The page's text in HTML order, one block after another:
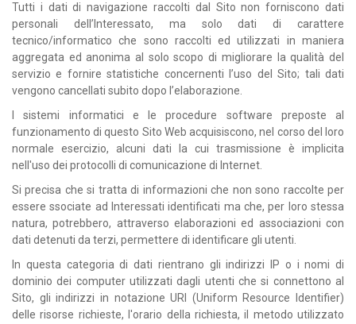
Tutti i dati di navigazione raccolti dal Sito non forniscono dati
personali dell’Interessato, ma solo dati di carattere
tecnico/informatico che sono raccolti ed utilizzati in maniera
aggregata ed anonima al solo scopo di migliorare la qualità del
servizio e fornire statistiche concernenti l’uso del Sito; tali dati
vengono cancellati subito dopo l’elaborazione.
I sistemi informatici e le procedure software preposte al
funzionamento di questo Sito Web acquisiscono, nel corso del loro
normale esercizio, alcuni dati la cui trasmissione è implicita
nell'uso dei protocolli di comunicazione di Internet.
Si precisa che si tratta di informazioni che non sono raccolte per
essere ssociate ad Interessati identificati ma che, per loro stessa
natura, potrebbero, attraverso elaborazioni ed associazioni con
dati detenuti da terzi, permettere di identificare gli utenti.
In questa categoria di dati rientrano gli indirizzi IP o i nomi di
dominio dei computer utilizzati dagli utenti che si connettono al
Sito, gli indirizzi in notazione URI (Uniform Resource Identifier)
delle risorse richieste, l'orario della richiesta, il metodo utilizzato